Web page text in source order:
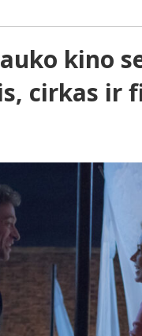
kino
cirkas ir